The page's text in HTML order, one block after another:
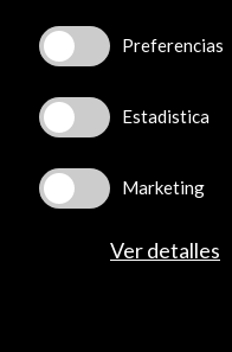
28003 Madrid, España
Explora
Institucional
Actividades
Programa PICE
Preferencias
Estadistica
Marketing
Ver detalles